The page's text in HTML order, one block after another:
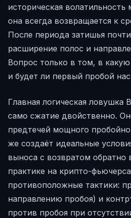
историческая
она всегда возвращается к
После периода затишья
расширение полос и
Вопрос только в том, в
и будет ли первый пробой
Главная логическая ловушка
само сжатие двойственно.
предтечей мощного
же создаёт идеальные
выноса с возвратом обратно
практике на крипто-
противоположные тактики:
направлению пробоя) и
против пробоя при